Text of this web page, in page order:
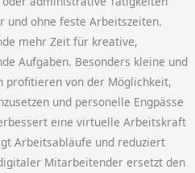
und ohne feste Arbeitszeiten.
mehr Zeit für kreative,
Aufgaben. Besonders kleine und
profitieren von der Möglichkeit,
und personelle Engpässe
eine virtuelle Arbeitskraft
Arbeitsabläufe und reduziert
Mitarbeitender ersetzt den